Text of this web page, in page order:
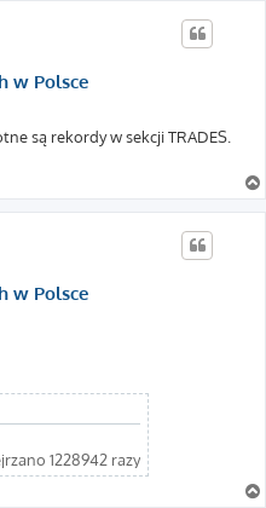
w Polsce
są rekordy w sekcji TRADES.
w Polsce
1228942 razy